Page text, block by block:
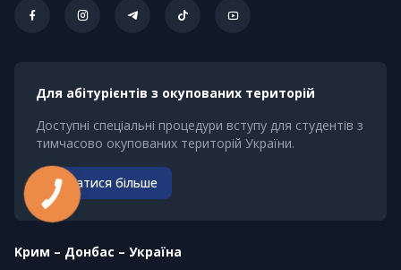
Для абітурієнтів з окупованих територій
Доступні спеціальні процедури вступу для студентів з
тимчасово окупованих територій України.
Дізнатися більше
Kрим – Донбас – Україна
КНОПКА
ЗВ'ЯЗКУ